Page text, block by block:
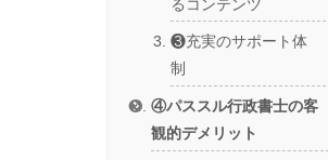
るコンテンツ
❸充実のサポート体
制
④パススル行政書士の客
観的デメリット